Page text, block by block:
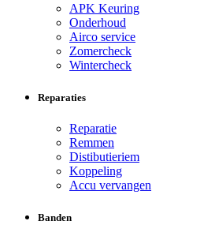
APK Keuring
Onderhoud
Airco service
Zomercheck
Wintercheck
Reparaties
Reparatie
Remmen
Distibutieriem
Koppeling
Accu vervangen
Banden